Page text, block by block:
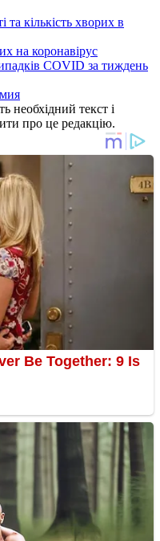
кількість хворих в
на коронавірус
COVID за тиждень
необхідний текст і
про це редакцію.